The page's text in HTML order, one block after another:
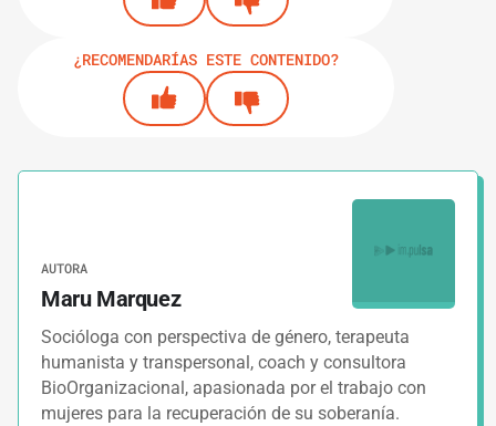
¿RECOMENDARÍAS ESTE CONTENIDO?
AUTORA
Maru Marquez
Socióloga con perspectiva de género, terapeuta
humanista y transpersonal, coach y consultora
BioOrganizacional, apasionada por el trabajo con
mujeres para la recuperación de su soberanía.